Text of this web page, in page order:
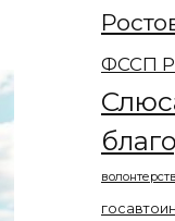
ФССП